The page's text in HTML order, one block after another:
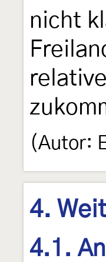
nicht
(Autor:
4.
4.1.